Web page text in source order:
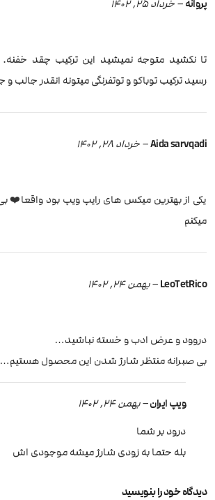
پروانه– خرداد 25, 1402
تا نکشید متوجه نمیشید این ترکیب چقد
رسید ترکیب توباکو و توتفرنگی میتونه انقدر جالب
Aida sarvqadi
–خرداد 28, 1402
یکی از بهترین میکس های رایپ ویپ بود واقعا❤️
میکنم
LeoTetRico
–بهمن 24, 1402
دروود و عرض ادب و خسته نباشید…
بی صبرانه منتظر شارژ شدن این محصول
ویپ ایران– بهمن 24, 1402
درود بر شما
بله حتما به زودی شارژ میشه موجودی اش
دیدگاه خود را بنویسید